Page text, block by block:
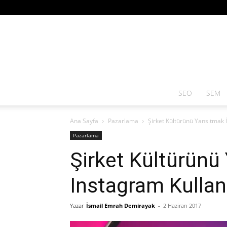
SEO SEM
Ana Sayfa Pazarlama Şirket Kültürünü
Pazarlama
Şirket Kültürünü
Instagram
Yazar İsmail Emrah Demirayak - 2 Haziran 2017